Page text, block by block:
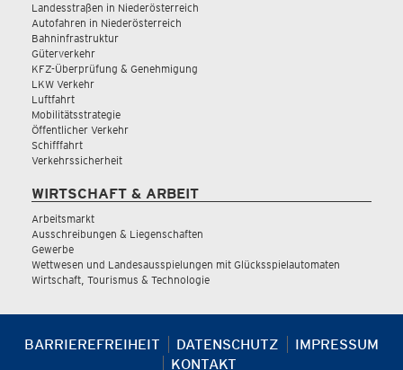
Landesstraßen in Niederösterreich
Autofahren in Niederösterreich
Bahninfrastruktur
Güterverkehr
KFZ-Überprüfung & Genehmigung
LKW Verkehr
Luftfahrt
Mobilitätsstrategie
Öffentlicher Verkehr
Schifffahrt
Verkehrssicherheit
WIRTSCHAFT & ARBEIT
Arbeitsmarkt
Ausschreibungen & Liegenschaften
Gewerbe
Wettwesen und Landesausspielungen mit Glücksspielautomaten
Wirtschaft, Tourismus & Technologie
BARRIEREFREIHEIT DATENSCHUTZ
IMPRESSUM
KONTAKT